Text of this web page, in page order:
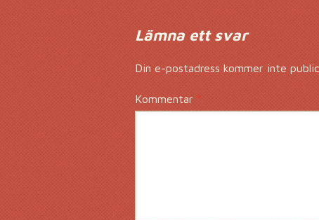
Lämna ett svar
Din e-postadress kommer inte
Kommentar*